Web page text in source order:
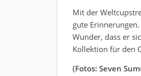
Mit der
gute
Wunder, dass er
Kollektion für den
(Fotos: Seven